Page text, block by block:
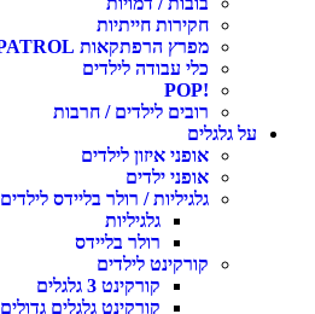
חקירות חייתיות
מפרץ הרפתקאות PAW PATROL
כלי עבודה לילדים
!POP
רובים לילדים / חרבות
על גלגלים
אופני איזון לילדים
אופני ילדים
גלגיליות / רולר בליידס לילדים
גלגיליות
רולר בליידס
קורקינט לילדים
קורקינט 3 גלגלים
קורקינט גלגלים גדולים